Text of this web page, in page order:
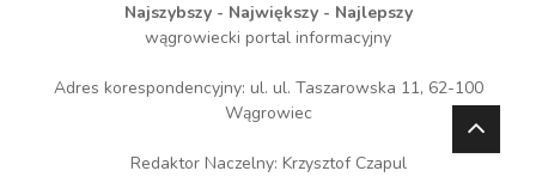
Najszybszy - Największy - Najlepszy
wągrowiecki portal informacyjny
Adres korespondencyjny: ul. ul. Taszarowska 11, 62-100
Wągrowiec
Redaktor Naczelny: Krzysztof Czapul